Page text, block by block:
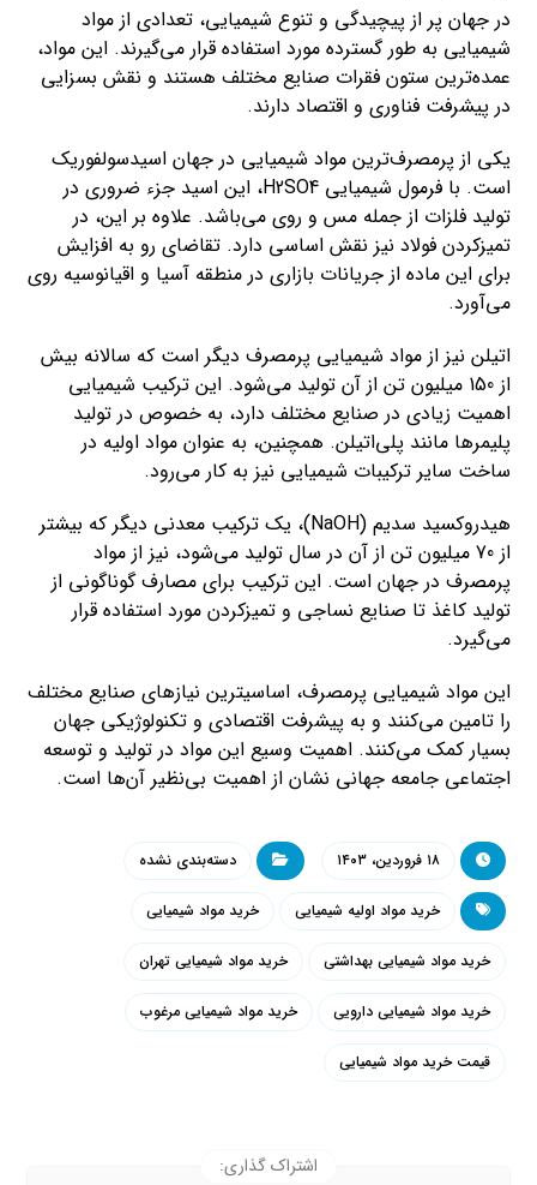
در جهان پر از پیچیدگی و تنوع شیمیایی، تعدادی از مواد
شیمیایی به طور گسترده مورد استفاده قرار می‌گیرند. این مواد،
عمده‌ترین ستون فقرات صنایع مختلف هستند و نقش بسزایی
در پیشرفت فناوری و اقتصاد دارند.
یکی از پرمصرف‌ترین مواد شیمیایی در جهان اسیدسولفوریک
است. با فرمول شیمیایی H2SO4، این اسید جزء ضروری در
تولید فلزات از جمله مس و روی می‌باشد. علاوه بر این، در
تمیزکردن فولاد نیز نقش اساسی دارد. تقاضای رو به افزایش
برای این ماده از جریانات بازاری در منطقه آسیا و اقیانوسیه روی
می‌آورد.
اتیلن نیز از مواد شیمیایی پرمصرف دیگر است که سالانه بیش
از 150 میلیون تن از آن تولید می‌شود. این ترکیب شیمیایی
اهمیت زیادی در صنایع مختلف دارد، به خصوص در تولید
پلیمرها مانند پلی‌اتیلن. همچنین، به عنوان مواد اولیه در
ساخت سایر ترکیبات شیمیایی نیز به کار می‌رود.
هیدروکسید سدیم (NaOH)، یک ترکیب معدنی دیگر که بیشتر
از 70 میلیون تن از آن در سال تولید می‌شود، نیز از مواد
پرمصرف در جهان است. این ترکیب برای مصارف گوناگونی از
تولید کاغذ تا صنایع نساجی و تمیزکردن مورد استفاده قرار
می‌گیرد.
این مواد شیمیایی پرمصرف، اساسیترین نیازهای صنایع مختلف
را تامین می‌کنند و به پیشرفت اقتصادی و تکنولوژیکی جهان
بسیار کمک می‌کنند. اهمیت وسیع این مواد در تولید و توسعه
اجتماعی جامعه جهانی نشان از اهمیت بی‌نظیر آن‌ها است.
۱۸ فروردین، ۱۴۰۳ دسته‌بندی نشده
خرید مواد اولیه شیمیایی خرید مواد شیمیایی
خرید مواد شیمیایی بهداشتی خرید مواد شیمیایی تهران
خرید مواد شیمیایی دارویی خرید مواد شیمیایی مرغوب
قیمت خرید مواد شیمیایی